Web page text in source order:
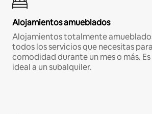
Alojamientos amueblados
Alojamientos totalmente
todos los servicios que necesitas
comodidad durante un mes o más.
ideal a un subalquiler.